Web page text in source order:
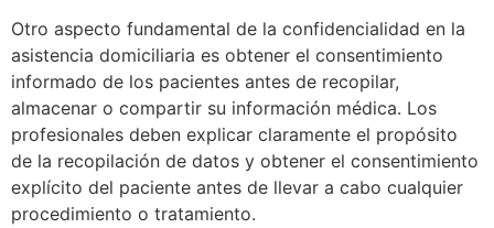
Otro aspecto fundamental de la confidencialidad en la
asistencia domiciliaria es obtener el consentimiento
informado de los pacientes antes de recopilar,
almacenar o compartir su información médica. Los
profesionales deben explicar claramente el propósito
de la recopilación de datos y obtener el consentimiento
explícito del paciente antes de llevar a cabo cualquier
procedimiento o tratamiento.